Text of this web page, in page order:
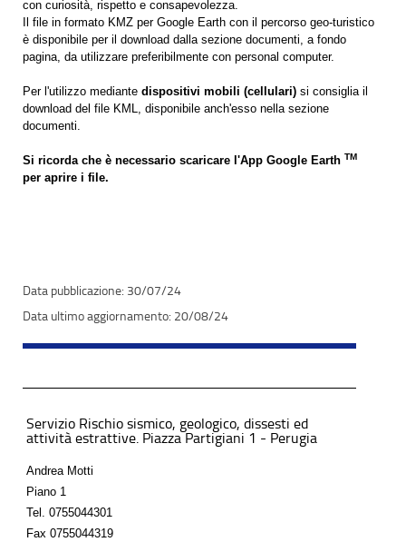
con curiosità, rispetto e consapevolezza.
Il file in formato KMZ per Google Earth con il percorso geo-turistico
è disponibile per il download dalla sezione documenti, a fondo
pagina, da utilizzare preferibilmente con personal computer.
Per l'utilizzo mediante dispositivi mobili (cellulari) si consiglia il
download del file KML, disponibile anch'esso nella sezione
documenti.
Si ricorda che è necessario scaricare l'App Google Earth TM
per aprire i file.
30/07/24
20/08/24
Servizio Rischio sismico, geologico, dissesti ed
attività estrattive. Piazza Partigiani 1 - Perugia
Andrea Motti
Piano 1
Tel.
0755044301
Fax 0755044319